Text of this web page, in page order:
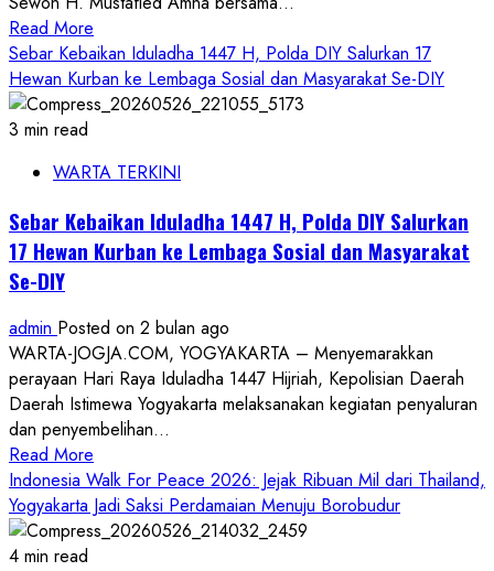
Tapak
Suci
Yogyakarta
Read More
more
about
Penyuluh
Rustam
Dies
Natalis
ISI
Yogyakarta,
Gaungkan
Hidup
Sehat
dan
Kebersamaan
Sebar Kebaikan Iduladha 1447 H, Polda DIY Salurkan 17
Hewan Kurban ke Lembaga Sosial dan Masyarakat Se-DIY
3 min read
WARTA TERKINI
Sebar Kebaikan Iduladha 1447 H, Polda DIY Salurkan
17 Hewan Kurban ke Lembaga Sosial dan Masyarakat
Se-DIY
admin Posted on 2 bulan ago
WARTA-JOGJA.COM, YOGYAKARTA – Menyemarakkan
perayaan Hari Raya Iduladha 1447 Hijriah, Kepolisian Daerah
Daerah Istimewa Yogyakarta melaksanakan kegiatan penyaluran
dan penyembelihan...
Read More
more
about
Sebar
Indonesia Walk For Peace 2026: Jejak Ribuan Mil dari Thailand,
Yogyakarta Jadi Saksi Perdamaian Menuju Borobudur
4 min read